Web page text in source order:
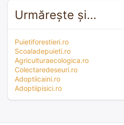
Urmărește și…
Puietiforestieri.ro
Scoaladepuieti.ro
Agriculturaecologica.ro
Colectaredeseuri.ro
Adoptiicaini.ro
Adoptiipisici.ro